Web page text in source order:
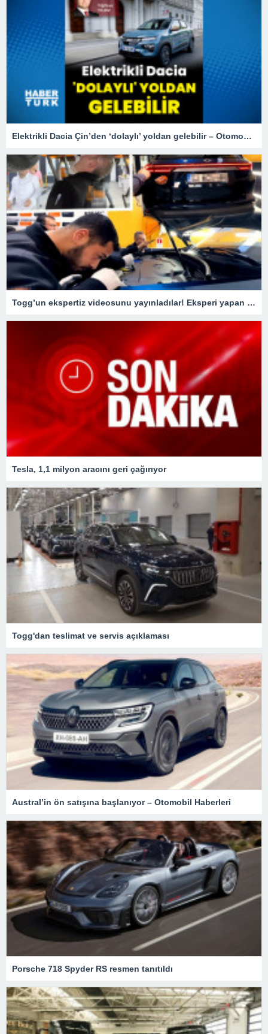
Elektrikli Dacia Çin’den ‘dolaylı’ yoldan gelebilir – Otomobil Haberleri
Togg’un ekspertiz videosunu yayınladılar! Eksperi yapan usta o detay karşısında şaştı kaldı
Tesla, 1,1 milyon aracını geri çağırıyor
Togg'dan teslimat ve servis açıklaması
Austral’in ön satışına başlanıyor – Otomobil Haberleri
Porsche 718 Spyder RS resmen tanıtıldı